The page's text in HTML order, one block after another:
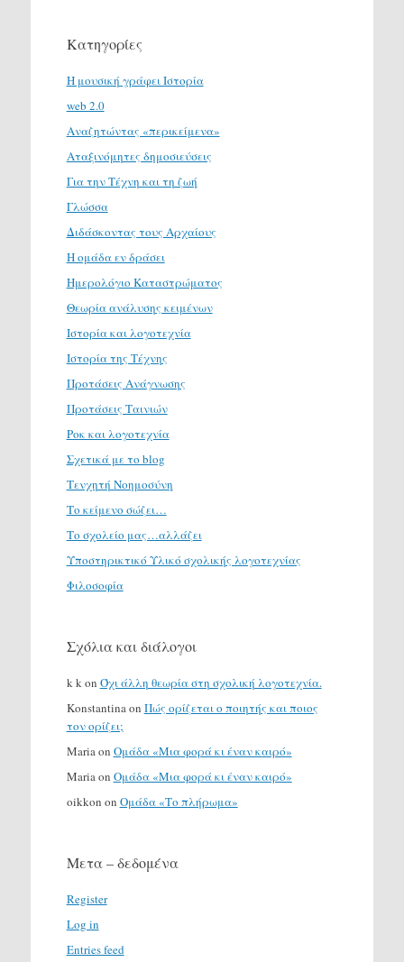
Κατηγορίες
H μουσική γράφει Ιστορία
web 2.0
Αναζητώντας «περικείμενα»
Αταξινόμητες δημοσιεύσεις
Για την Τέχνη και τη ζωή
Γλώσσα
Διδάσκοντας τους Αρχαίους
Η ομάδα εν δράσει
Ημερολόγιο Καταστρώματος
Θεωρία ανάλυσης κειμένων
Ιστορία και λογοτεχνία
Ιστορία της Τέχνης
Προτάσεις Ανάγνωσης
Προτάσεις Ταινιών
Ροκ και λογοτεχνία
Σχετικά με το blog
Τενχητή Νοημοσύνη
Το κείμενο σώζει…
Το σχολείο μας…αλλάζει
Υποστηρικτικό Υλικό σχολικής λογοτεχνίας
Φιλοσοφία
Σχόλια και διάλογοι
k kon Όχι άλλη θεωρία στη σχολική λογοτεχνία.
Konstantinaon Πώς ορίζεται ο ποιητής και ποιος
τον ορίζει;
Mariaon Ομάδα «Μια φορά κι έναν καιρό»
Mariaon Ομάδα «Μια φορά κι έναν καιρό»
oikkon on Ομάδα «Το πλήρωμα»
Μετα – δεδομένα
Register
Log in
Entries feed